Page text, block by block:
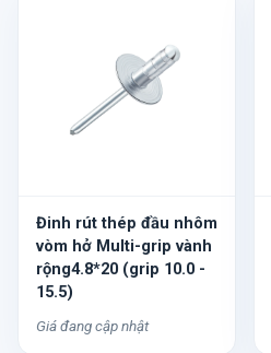
Đinh rút thép đầu nhôm
vòm hở Multi-grip vành
rộng4.8*20 (grip 10.0 -
15.5)
Giá đang cập nhật